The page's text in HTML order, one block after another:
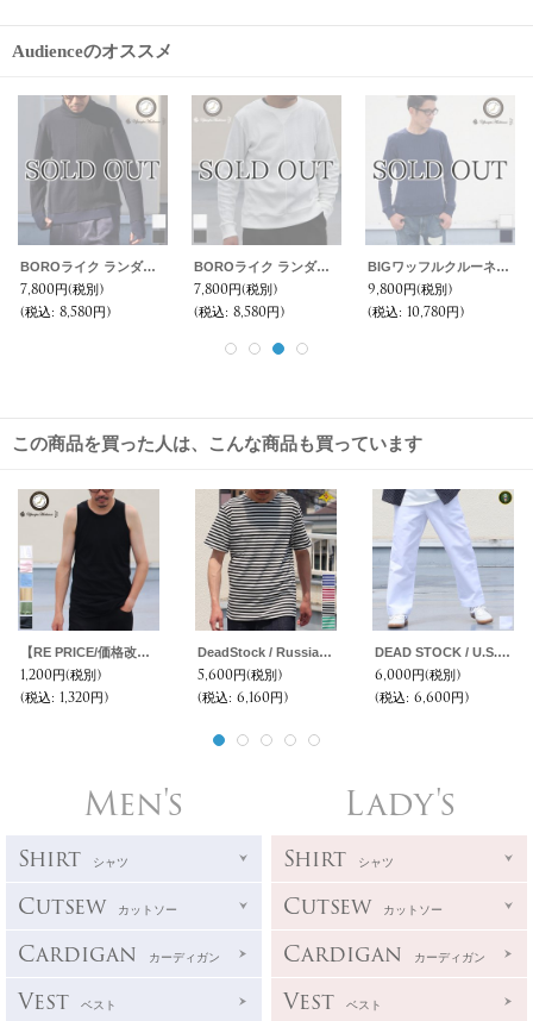
Audienceのオススメ
BOROライク ランダムワッフル タートルネックニット【MADE IN JAPAN】『日本製』/ Upscape Audience
7,800円(税別)
(税込: 8,580円)
BOROライク ランダムワッフル ガゼットクルーネックニット【MADE IN JAPAN】『日本製』/ Upscape Audience
7,800円(税別)
(税込: 8,580円)
BIGワッフルクルーネック長袖ニットソー【MADE IN JAPAN】『日本製』/ Upscape Audience
9,800円(税別)
(税込: 10,780円)
この商品を買った人は、こんな商品も買っています
【RE PRICE/価格改定】クラシック天竺 ロングタンクトップ【MADE IN JAPAN】『日本製』/ Upscape Audience
1,200円(税別)
(税込: 1,320円)
DeadStock / Russian Military Border Tee(ロシアンボーダー 半袖TEE )
5,600円(税別)
(税込: 6,160円)
DEAD STOCK / U.S. Hospital Duty White Trousers（アメリカ ホスピタル ホワイト トラウザーズ ）
6,000円(税別)
(税込: 6,600円)
Men's
Shirt シャツ
Cutsew カットソー
Cardigan カーディガン
Vest ベスト
Lady's
Shirt シャツ
Cutsew カットソー
Cardigan カーディガン
Vest ベスト